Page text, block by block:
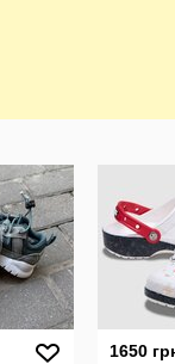
1650